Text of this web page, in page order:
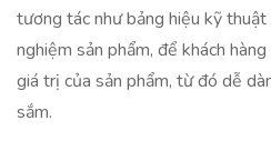
tương tác như bảng hiệu kỹ thuật
nghiệm sản phẩm, để khách
giá trị của sản phẩm, từ đó dễ
sắm.